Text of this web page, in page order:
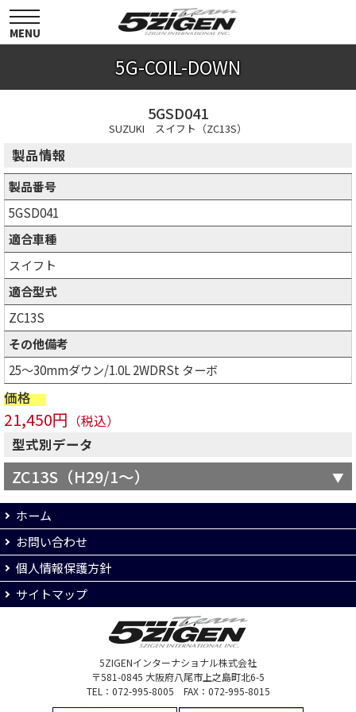
toggle
navigation
MENU
5G-COIL-DOWN
5GSD041
SUZUKI スイフト（ZC13S）
製品情報
製品番号
5GSD041
適合車種
スイフト
適合型式
ZC13S
その他備考
25～30mmダウン/1.0L 2WDRSt ターボ
価格
21,450円 （税込）
型式別データ
ZC13S（H29/1～）
ホーム
お問い合わせ
個人情報保護方針
サイトマップ
5ZIGENインターナショナル株式会社
〒581-0845 大阪府八尾市上之島町北6-5
TEL：072-995-8005 FAX：072-995-8015